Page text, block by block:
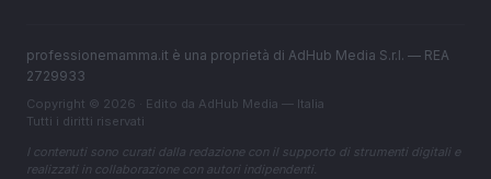
professionemamma.it è una proprietà di AdHub Media S.r.l. — REA
2729933
Copyright © 2026 · Edito da AdHub Media — Italia
Tutti i diritti riservati
I contenuti sono curati dalla redazione con il supporto di strumenti digitali e
realizzati in collaborazione con autori indipendenti.